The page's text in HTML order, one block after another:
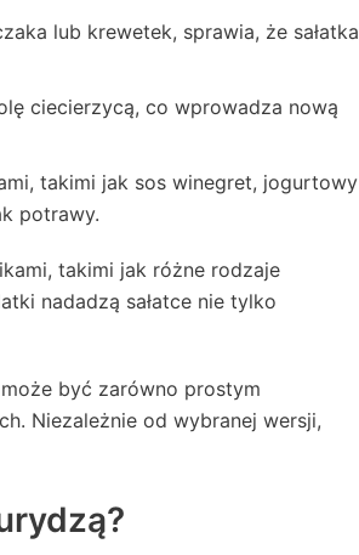
lub krewetek, sprawia, że sałatka
ciecierzycą, co wprowadza nową
takimi jak sos winegret, jogurtowy
potrawy.
takimi jak różne rodzaje
nadadzą sałatce nie tylko
być zarówno prostym
Niezależnie od wybranej wersji,